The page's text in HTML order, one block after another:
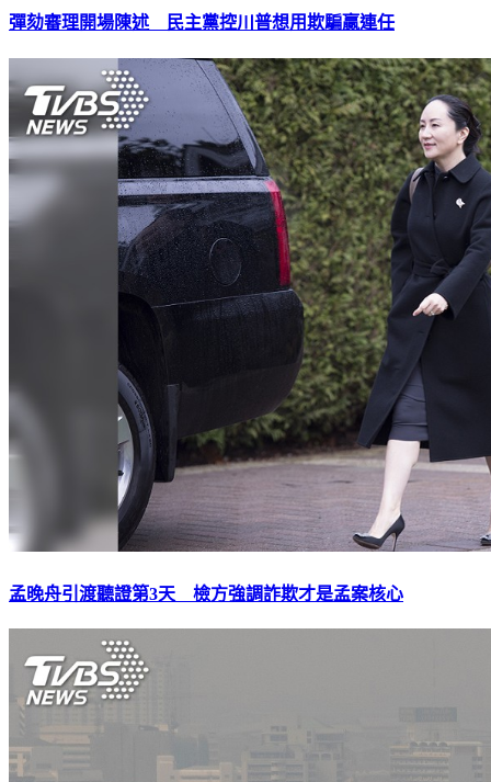
彈劾審理開場陳述 民主黨控川普想用欺騙贏連任
孟晚舟引渡聽證第3天 檢方強調詐欺才是孟案核心